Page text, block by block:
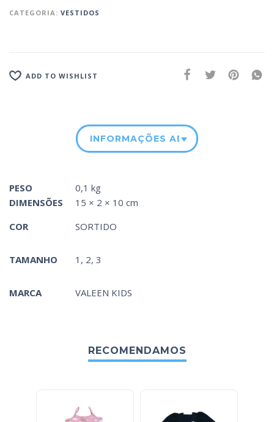
CATEGORIA: VESTIDOS
ADD TO WISHLIST
INFORMAÇÕES ADICIONAIS
PESO
0,1 kg
DIMENSÕES
15 × 2 × 10 cm
COR
SORTIDO
TAMANHO 1, 2, 3
MARCA VALEEN KIDS
RECOMENDAMOS